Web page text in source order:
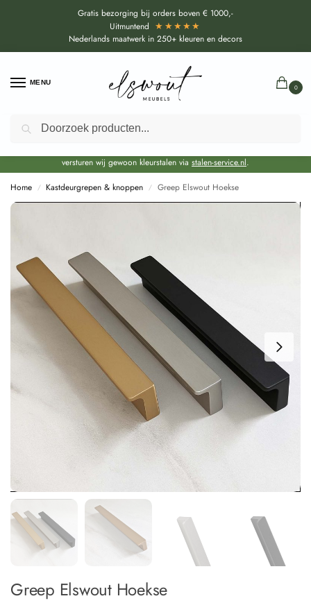
Gratis bezorging bij orders boven € 1000,-
Uitmuntend ★★★★★
Nederlands maatwerk in 250+ kleuren en decors
MENU
0
Door de bouwvakperiode geldt voor alle collecties momenteel een EXTRA
levertijd van circa 3-4 weken bovenop de reguliere levertijd.
versturen wij gewoon kleurstalen via stalen-service.nl.
Home / Kastdeurgrepen & knoppen / Greep Elswout Hoekse
Greep Elswout Hoekse